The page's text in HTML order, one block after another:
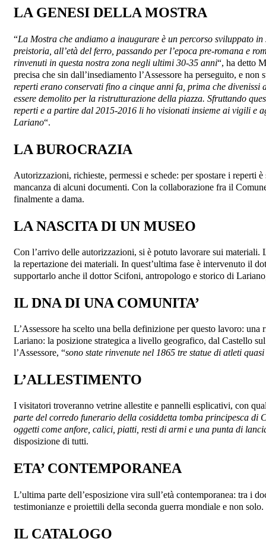
LA GENESI DELLA MOSTRA
“La Mostra che andiamo a inaugurare è un percorso sviluppato
preistoria, all’età del ferro, passando per l’epoca pre-romana e
rinvenuti in questa nostra zona negli ultimi 30-35 anni“, ha detto
precisa che sin dall’insediamento l’Assessore ha perseguito, e
reperti erano conservati fino a cinque anni fa, prima che divenissi
essere demolito per la ristrutturazione della piazza. Sfruttando
reperti e a partire dal 2015-2016 li ho visionati insieme ai vigili e
Lariano“.
LA BUROCRAZIA
Autorizzazioni, richieste, permessi e schede: per spostare i reperti
mancanza di alcuni documenti. Con la collaborazione fra il
finalmente a dama.
LA NASCITA DI UN MUSEO
Con l’arrivo delle autorizzazioni, si è potuto lavorare sui
la repertazione dei materiali. In quest’ultima fase è intervenuto il
supportarlo anche il dottor Scifoni, antropologo e storico di
IL DNA DI UNA COMUNITA’
L’Assessore ha scelto una bella definizione per questo lavoro:
Lariano: la posizione strategica a livello geografico, dal Castello
l’Assessore, “sono state rinvenute nel 1865 tre statue di atleti
L’ALLESTIMENTO
I visitatori troveranno vetrine allestite e pannelli esplicativi, con
parte del corredo funerario della cosiddetta tomba principesca di
oggetti come anfore, calici, piatti, resti di armi e una punta di
disposizione di tutti.
ETA’ CONTEMPORANEA
L’ultima parte dell’esposizione vira sull’età contemporanea: tra i
testimonianze e proiettili della seconda guerra mondiale e non solo.
IL CATALOGO